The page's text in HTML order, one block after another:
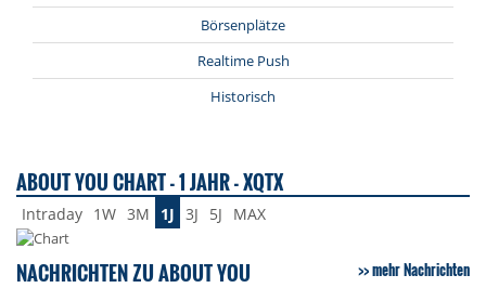
Börsenplätze
Realtime Push
Historisch
ABOUT YOU CHART - 1 JAHR - XQTX
Intraday 1W 3M 1J 3J 5J MAX
NACHRICHTEN ZU ABOUT YOU mehr Nachrichten